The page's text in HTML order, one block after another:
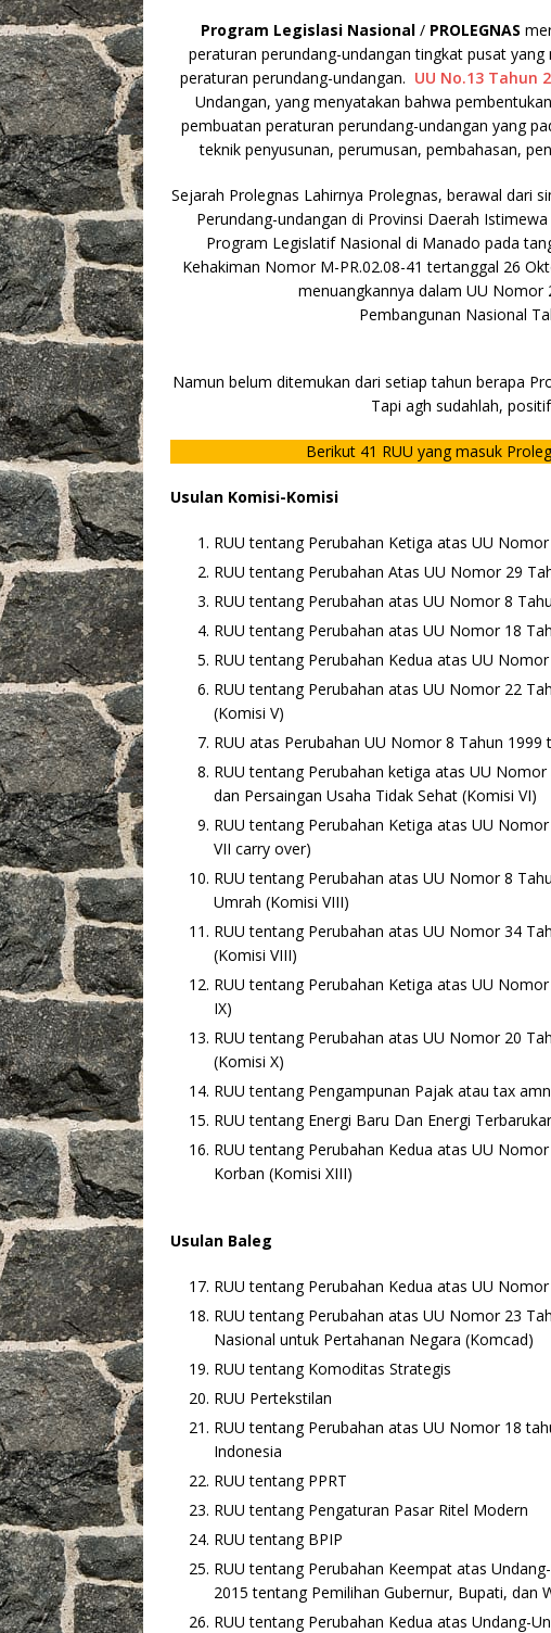
b
o
o
k
r A
p
p
Li
n
k
o e
Program Legislasi Nasional / PROLEGNAS
peraturan perundang-undangan tingkat pusat
peraturan perundang-undangan. UU No.13 Tahun
Undangan, yang menyatakan bahwa
pembuatan peraturan perundang-undangan yang
teknik penyusunan, perumusan, pembahasan,
Sejarah Prolegnas Lahirnya Prolegnas, berawal dari
Perundang-undangan di Provinsi Daerah
Program Legislatif Nasional di Manado pada
Kehakiman Nomor M-PR.02.08-41 tertanggal 26
menuangkannya dalam UU
Pembangunan Nasional
Namun belum ditemukan dari setiap tahun berapa
Tapi agh sudahlah,
Berikut 41 RUU yang masuk
Usulan Komisi-Komisi
RUU tentang Perubahan Ketiga atas UU
RUU tentang Perubahan Atas UU Nomor 29
RUU tentang Perubahan atas UU Nomor 8
RUU tentang Perubahan atas UU Nomor 18
RUU tentang Perubahan Kedua atas UU
RUU tentang Perubahan atas UU Nomor 22
(Komisi V)
RUU atas Perubahan UU Nomor 8 Tahun
RUU tentang Perubahan ketiga atas UU
dan Persaingan Usaha Tidak Sehat (Komisi VI)
RUU tentang Perubahan Ketiga atas UU
VII carry over)
RUU tentang Perubahan atas UU Nomor 8
Umrah (Komisi VIII)
RUU tentang Perubahan atas UU Nomor 34
(Komisi VIII)
RUU tentang Perubahan Ketiga atas UU
IX)
RUU tentang Perubahan atas UU Nomor 20
(Komisi X)
RUU tentang Pengampunan Pajak atau tax
RUU tentang Energi Baru Dan Energi
RUU tentang Perubahan Kedua atas UU
Korban (Komisi XIII)
Usulan Baleg
RUU tentang Perubahan Kedua atas UU
RUU tentang Perubahan atas UU Nomor 23
Nasional untuk Pertahanan Negara (Komcad)
RUU tentang Komoditas Strategis
RUU Pertekstilan
RUU tentang Perubahan atas UU Nomor 18
Indonesia
RUU tentang PPRT
RUU tentang Pengaturan Pasar Ritel Modern
RUU tentang BPIP
RUU tentang Perubahan Keempat atas
2015 tentang Pemilihan Gubernur, Bupati, dan
RUU tentang Perubahan Kedua atas Undang-